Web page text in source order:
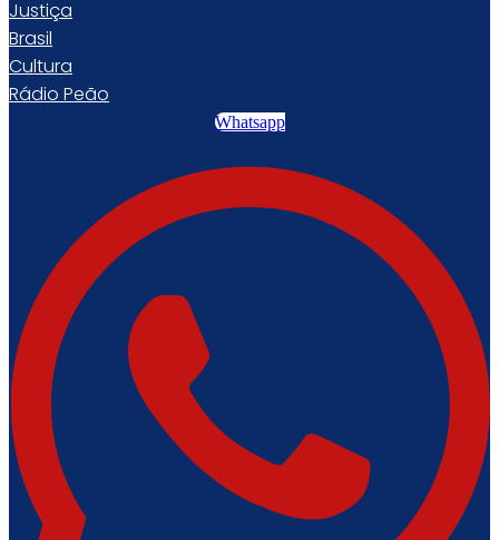
Justiça
Brasil
Cultura
Rádio Peão
Whatsapp